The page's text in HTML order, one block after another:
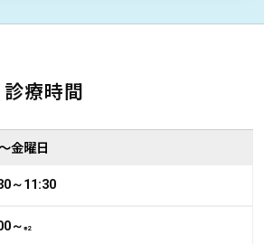
療時間
金曜日
～11:30
～※2